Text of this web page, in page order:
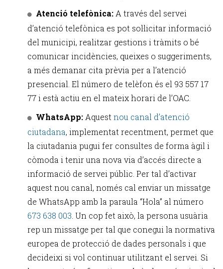
Atenció telefònica: A través del servei
d’atenció telefònica es pot sol·licitar informació
del municipi, realitzar gestions i tràmits o bé
comunicar incidències, queixes o suggeriments,
a més demanar cita prèvia per a l’atenció
presencial. El número de telèfon és el 93 557 17
77 i està actiu en el mateix horari de l’OAC.
WhatsApp: Aquest nou canal d’atenció
ciutadana, implementat recentment, permet que
la ciutadania pugui fer consultes de forma àgil i
còmoda i tenir una nova via d’accés directe a
informació de servei públic. Per tal d’activar
aquest nou canal, només cal enviar un missatge
de WhatsApp amb la paraula “Hola” al número
673 638 003 . Un cop fet això, la persona usuària
rep un missatge per tal que conegui la normativa
europea de protecció de dades personals i que
decideixi si vol continuar utilitzant el servei. Si